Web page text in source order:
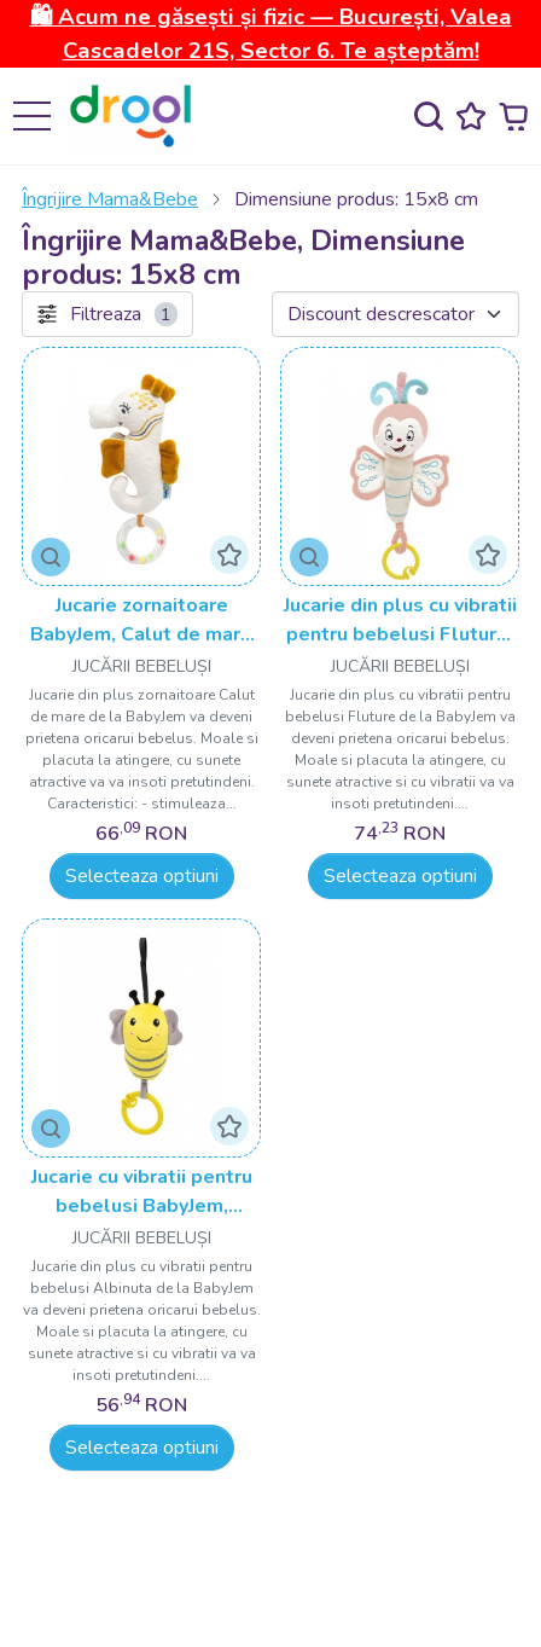
🛍️ Acum ne găsești și fizic — București, Valea
Cascadelor 21S, Sector 6. Te așteptăm!
Îngrijire Mama&Bebe Dimensiune produs: 15x8 cm
Îngrijire Mama&Bebe, Dimensiune
produs: 15x8 cm
Filtreaza 1
Jucarie zornaitoare
BabyJem, Calut de mare
din plus, 3 luni+
JUCĂRII BEBELUȘI
Jucarie din plus zornaitoare Calut
de mare de la BabyJem va deveni
prietena oricarui bebelus. Moale si
placuta la atingere, cu sunete
atractive va va insoti pretutindeni.
Caracteristici: - stimuleaza...
66,09 RON
Selecteaza optiuni
Jucarie din plus cu vibratii
pentru bebelusi Fluture,
6 luni+, BabyJem
JUCĂRII BEBELUȘI
Jucarie din plus cu vibratii pentru
bebelusi Fluture de la BabyJem va
deveni prietena oricarui bebelus.
Moale si placuta la atingere, cu
sunete atractive si cu vibratii va va
insoti pretutindeni....
74,23 RON
Selecteaza optiuni
Jucarie cu vibratii pentru
bebelusi BabyJem,
Albinuta din plus, 6 luni+
JUCĂRII BEBELUȘI
Jucarie din plus cu vibratii pentru
bebelusi Albinuta de la BabyJem
va deveni prietena oricarui bebelus.
Moale si placuta la atingere, cu
sunete atractive si cu vibratii va va
insoti pretutindeni....
56,94 RON
Selecteaza optiuni